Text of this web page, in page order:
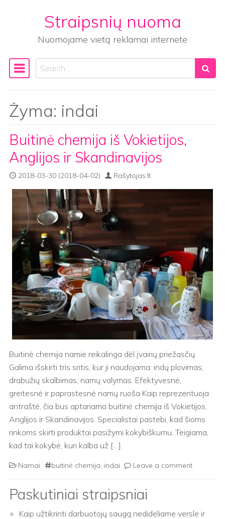
Straipsnių nuoma
Nuomojame vietą reklamai internete
Main Navigation
Search
Žyma: indai
Buitinė chemija iš Vokietijos,
Anglijos ir Skandinavijos
2018-03-30 (2018-04-02) Rašytojas.lt
Buitinė chemija namie reikalinga dėl įvairių priežasčių.
Galima išskirti tris sritis, kur ji naudojama: indų plovimas,
drabužių skalbimas, namų valymas. Efektyvesnė,
greitesnė ir paprastesnė namų ruoša Kaip reprezentuoja
antraštė, čia bus aptariama buitinė chemija iš Vokietijos,
Anglijos ir Skandinavijos. Specialistai pastebi, kad šioms
rinkoms skirti produktai pasižymi kokybiškumu. Teigiama,
kad tai kokybė, kuri kalba už […]
Namai buitinė chemija, indai Leave a comment
Paskutiniai straipsniai
Kaip užtikrinti darbuotojų saugą nedideliame versle ir